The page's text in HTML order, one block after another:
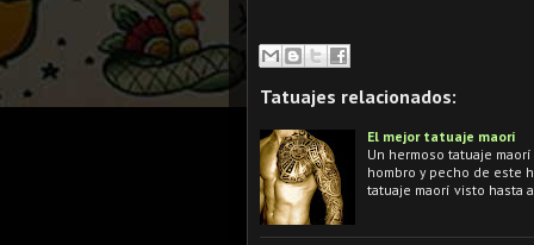
Tatuajes relacionados:
El mejor tatuaje maorí
Un hermoso tatuaje
hombro y pecho de este
tatuaje maorí visto hasta